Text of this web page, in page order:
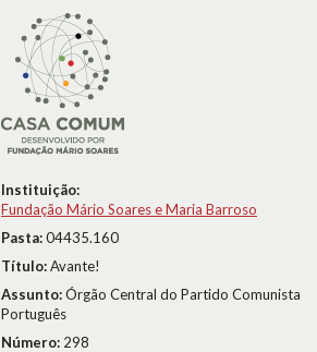
Instituição:
Fundação Mário Soares e Maria Barroso
Pasta:04435.160
Título:Avante!
Assunto:Órgão Central do Partido Comunista
Português
Número: 298